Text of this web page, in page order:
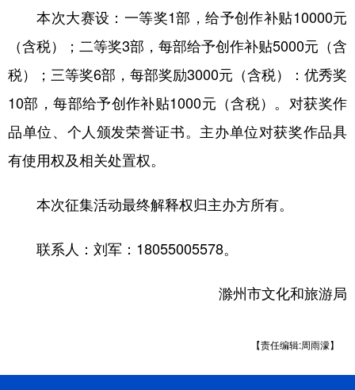
本次大赛设：一等奖1部，给予创作补贴10000元
（含税）；二等奖3部，每部给予创作补贴5000元（含
税）；三等奖6部，每部奖励3000元（含税）：优秀奖
10部，每部给予创作补贴1000元（含税）。对获奖作
品单位、个人颁发荣誉证书。主办单位对获奖作品具
有使用权及相关处置权。
本次征集活动最终解释权归主办方所有。
联系人：刘军：18055005578。
滁州市文化和旅游局
【责任编辑:周雨濛】